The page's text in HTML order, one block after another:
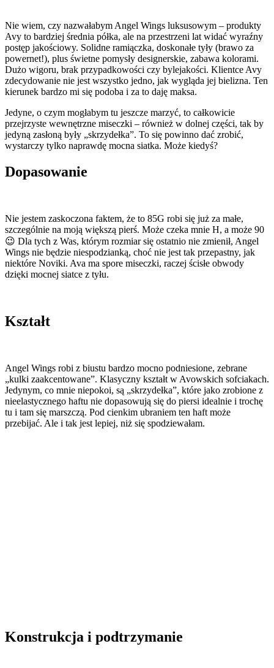
Nie wiem, czy nazwałabym Angel Wings luksusowym – produkty
Avy to bardziej średnia półka, ale na przestrzeni lat widać wyraźny
postęp jakościowy. Solidne ramiączka, doskonałe tyły (brawo za
powernet!), plus świetne pomysły designerskie, zabawa kolorami.
Dużo wigoru, brak przypadkowości czy bylejakości. Klientce Avy
zdecydowanie nie jest wszystko jedno, jak wygląda jej bielizna. Ten
kierunek bardzo mi się podoba i za to daję maksa.
Jedyne, o czym mogłabym tu jeszcze marzyć, to całkowicie
przejrzyste wewnętrzne miseczki – również w dolnej części, tak by
jedyną zasłoną były „skrzydełka”. To się powinno dać zrobić,
wystarczy tylko naprawdę mocna siatka. Może kiedyś?
Dopasowanie
Nie jestem zaskoczona faktem, że to 85G robi się już za małe,
szczególnie na moją większą pierś. Może czeka mnie H, a może 90
😉 Dla tych z Was, którym rozmiar się ostatnio nie zmienił, Angel
Wings nie będzie niespodzianką, choć nie jest tak przepastny, jak
niektóre Noviki. Ava ma spore miseczki, raczej ścisłe obwody
dzięki mocnej siatce z tyłu.
Kształt
Angel Wings robi z biustu bardzo mocno podniesione, zebrane
„kulki zaakcentowane”. Klasyczny kształt w Avowskich sofciakach.
Jedynym, co mnie niepokoi, są „skrzydełka”, które jako zrobione z
nieelastycznego haftu nie dopasowują się do piersi idealnie i trochę
tu i tam się marszczą. Pod cienkim ubraniem ten haft może
przebijać. Ale i tak jest lepiej, niż się spodziewałam.
Konstrukcja i podtrzymanie